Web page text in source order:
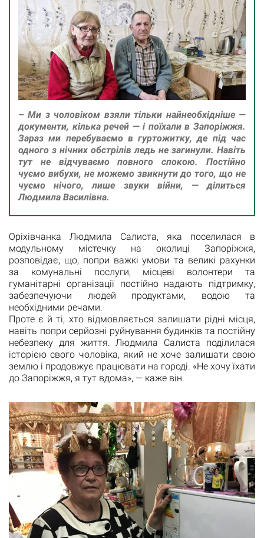
– Ми з чоловіком взяли тільки найнеобхідніше —
документи, кілька речей — і поїхали в Запоріжжя.
Зараз ми перебуваємо в гуртожитку, де під час
одного з нічних обстрілів ледь не загинули. Навіть
тут не відчуваємо повного спокою. Постійно
чуємо вибухи, не можемо звикнути до того, що не
чуємо нічого, лише звуки війни, — ділиться
Людмила Василівна.
Оріхівчанка Людмила Салиста, яка поселилася в
модульному містечку на околиці Запоріжжя,
розповідає, що, попри важкі умови та великі рахунки
за комунальні послуги, місцеві волонтери та
гуманітарні організації постійно надають підтримку,
забезпечуючи людей продуктами, водою та
необхідними речами.
Проте є й ті, хто відмовляється залишати рідні місця,
навіть попри серйозні руйнування будинків та постійну
небезпеку для життя. Людмила Салиста поділилася
історією свого чоловіка, який не хоче залишати свою
землю і продовжує працювати на городі. «Не хочу їхати
до Запоріжжя, я тут вдома», — каже він.